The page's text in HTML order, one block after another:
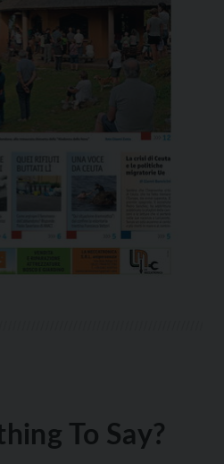
To Say?